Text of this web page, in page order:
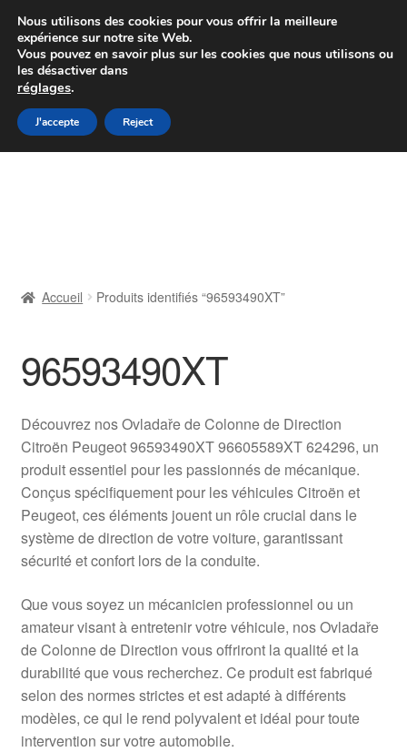
Colissimo livraison à partir de 7 EUR
Du lundi au vendredi de 9 h à 16 h
Aller
à
Aller
au
Livraison
Livraison internationale
Mon compte
Paiements
Panier
Plainte
Politique de confidentialité
Procédure de Réclamation
Accueil Produits identifiés “96593490XT”
96593490XT
Découvrez nos Ovladaře de Colonne de Direction
Citroën Peugeot 96593490XT 96605589XT 624296, un
produit essentiel pour les passionnés de mécanique.
Conçus spécifiquement pour les véhicules Citroën et
Peugeot, ces éléments jouent un rôle crucial dans le
système de direction de votre voiture, garantissant
sécurité et confort lors de la conduite.
Que vous soyez un mécanicien professionnel ou un
amateur visant à entretenir votre véhicule, nos Ovladaře
de Colonne de Direction vous offriront la qualité et la
durabilité que vous recherchez. Ce produit est fabriqué
selon des normes strictes et est adapté à différents
modèles, ce qui le rend polyvalent et idéal pour toute
intervention sur votre automobile.
Nous utilisons des cookies pour vous offrir la meilleure
expérience sur notre site Web.
Vous pouvez en savoir plus sur les cookies que nous utilisons ou
les désactiver dans
réglages.
J'accepte Reject